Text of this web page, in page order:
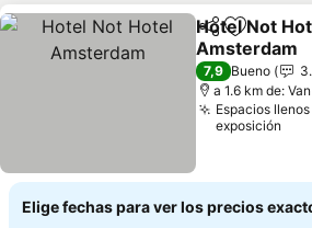
Compartir
Agregar
Hotel Not
Amsterdam
7,9 Bueno
a 1.6 km de:
Espacios
exposición
Elige fechas para ver los precios